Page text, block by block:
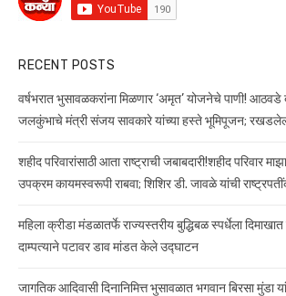
RECENT POSTS
वर्षभरात भुसावळकरांना मिळणार ‘अमृत’ योजनेचे पाणी! आठवडे
जलकुंभाचे मंत्री संजय सावकारे यांच्या हस्ते भूमिपूजन;
शहीद परिवारांसाठी आता राष्ट्राची जबाबदारी!शहीद परिवार माझा
उपक्रम कायमस्वरूपी राबवा; शिशिर डी. जावळे यांची
महिला क्रीडा मंडळातर्फे राज्यस्तरीय बुद्धिबळ स्पर्धेला
दाम्पत्याने पटावर डाव मांडत केले उद्घाटन
जागतिक आदिवासी दिनानिमित्त भुसावळात भगवान बिरसा मुंडा